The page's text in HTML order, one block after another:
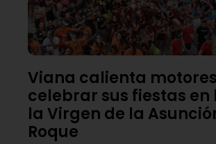
Viana calienta
celebrar sus fiestas en
la Virgen de la
Roque